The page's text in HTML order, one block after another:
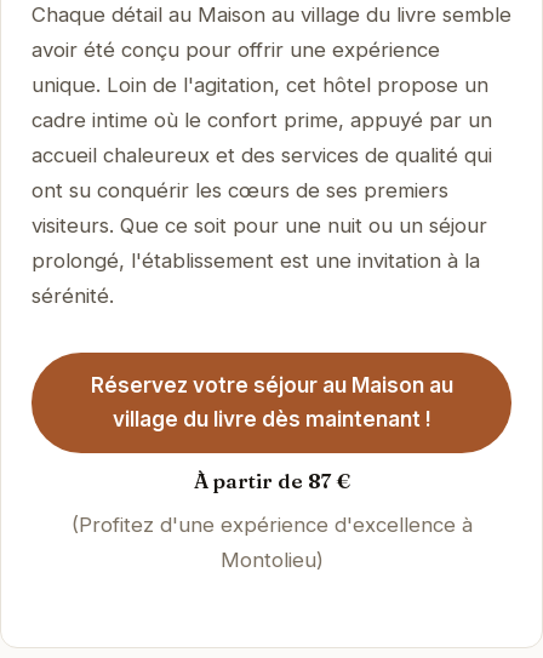
Chaque détail au Maison au village du livre semble
avoir été conçu pour offrir une expérience
unique. Loin de l'agitation, cet hôtel propose un
cadre intime où le confort prime, appuyé par un
accueil chaleureux et des services de qualité qui
ont su conquérir les cœurs de ses premiers
visiteurs. Que ce soit pour une nuit ou un séjour
prolongé, l'établissement est une invitation à la
sérénité.
Réservez votre séjour au Maison au
village du livre dès maintenant !
À partir de 87 €
(Profitez d'une expérience d'excellence à
Montolieu)